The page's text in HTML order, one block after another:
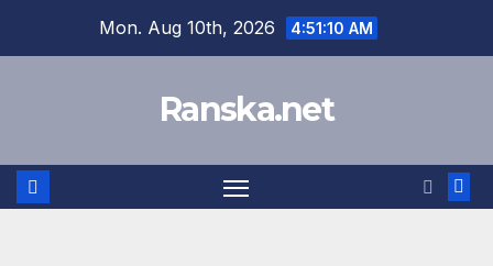
Mon. Aug 10th, 2026 4:51:10 AM
Ranska.net